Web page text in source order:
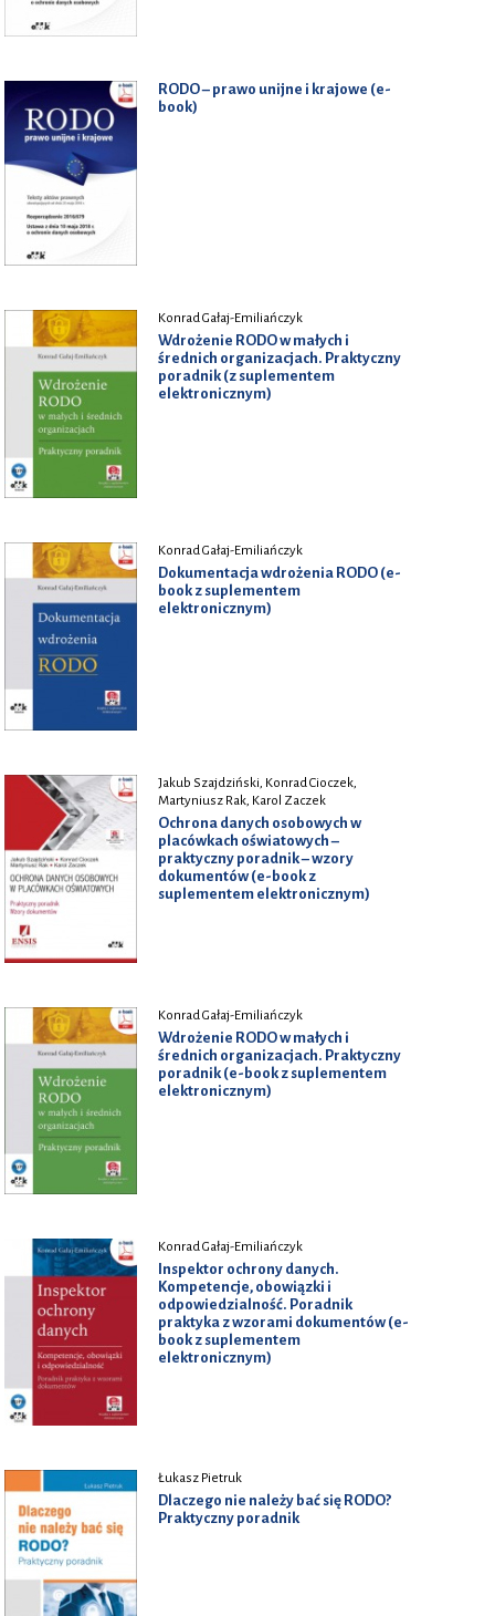
RODO – prawo unijne i krajowe (e-
book)
Konrad Gałaj-Emiliańczyk
Wdrożenie RODO w małych i
średnich organizacjach. Praktyczny
poradnik (z suplementem
elektronicznym)
Konrad Gałaj-Emiliańczyk
Dokumentacja wdrożenia RODO (e-
book z suplementem
elektronicznym)
Jakub Szajdziński, Konrad Cioczek,
Martyniusz Rak, Karol Zaczek
Ochrona danych osobowych w
placówkach oświatowych –
praktyczny poradnik – wzory
dokumentów (e-book z
suplementem elektronicznym)
Konrad Gałaj-Emiliańczyk
Wdrożenie RODO w małych i
średnich organizacjach. Praktyczny
poradnik (e-book z suplementem
elektronicznym)
Konrad Gałaj-Emiliańczyk
Inspektor ochrony danych.
Kompetencje, obowiązki i
odpowiedzialność. Poradnik
praktyka z wzorami dokumentów (e-
book z suplementem
elektronicznym)
Łukasz Pietruk
Dlaczego nie należy bać się RODO?
Praktyczny poradnik